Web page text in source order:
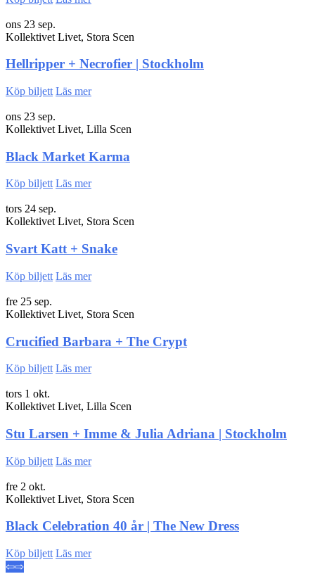
ons 23 sep.
Kollektivet Livet, Stora Scen
Hellripper + Necrofier | Stockholm
Köp biljett Läs mer
ons 23 sep.
Kollektivet Livet, Lilla Scen
Black Market Karma
Köp biljett Läs mer
tors 24 sep.
Kollektivet Livet, Stora Scen
Svart Katt + Snake
Köp biljett Läs mer
fre 25 sep.
Kollektivet Livet, Stora Scen
Crucified Barbara + The Crypt
Köp biljett Läs mer
tors 1 okt.
Kollektivet Livet, Lilla Scen
Stu Larsen + Imme & Julia Adriana | Stockholm
Köp biljett Läs mer
fre 2 okt.
Kollektivet Livet, Stora Scen
Black Celebration 40 år | The New Dress
Köp biljett Läs mer
⇦⇨